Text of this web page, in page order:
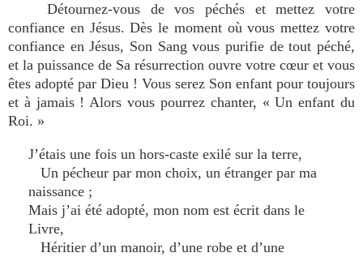
Détournez-vous de vos péchés et mettez votre
confiance en Jésus. Dès le moment où vous mettez votre
confiance en Jésus, Son Sang vous purifie de tout péché,
et la puissance de Sa résurrection ouvre votre cœur et vous
êtes adopté par Dieu ! Vous serez Son enfant pour toujours
et à jamais ! Alors vous pourrez chanter, « Un enfant du
Roi. »
J’étais une fois un hors-caste exilé sur la terre,
Un pécheur par mon choix, un étranger par ma
naissance ;
Mais j’ai été adopté, mon nom est écrit dans le
Livre,
Héritier d’un manoir, d’une robe et d’une